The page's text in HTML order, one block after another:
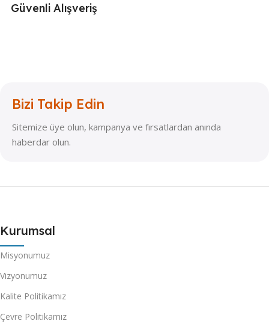
Güvenli Alışveriş
Bizi Takip Edin
Sitemize üye olun, kampanya ve fırsatlardan anında
haberdar olun.
Kurumsal
Misyonumuz
Vizyonumuz
Kalite Politikamız
Çevre Politikamız